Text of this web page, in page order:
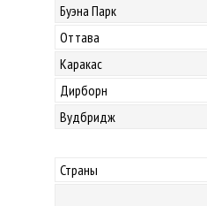
Буэна Парк
Оттава
Каракас
Дирборн
Вудбридж
Страны